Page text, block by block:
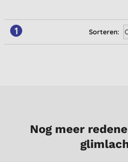
1 Sorteren:
Nog meer